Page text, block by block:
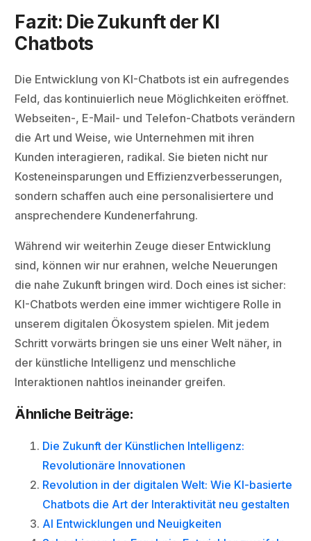
Fazit: Die Zukunft der KI
Chatbots
Die Entwicklung von KI-Chatbots ist ein aufregendes
Feld, das kontinuierlich neue Möglichkeiten eröffnet.
Webseiten-, E-Mail- und Telefon-Chatbots verändern
die Art und Weise, wie Unternehmen mit ihren
Kunden interagieren, radikal. Sie bieten nicht nur
Kosteneinsparungen und Effizienzverbesserungen,
sondern schaffen auch eine personalisiertere und
ansprechendere Kundenerfahrung.
Während wir weiterhin Zeuge dieser Entwicklung
sind, können wir nur erahnen, welche Neuerungen
die nahe Zukunft bringen wird. Doch eines ist sicher:
KI-Chatbots werden eine immer wichtigere Rolle in
unserem digitalen Ökosystem spielen. Mit jedem
Schritt vorwärts bringen sie uns einer Welt näher, in
der künstliche Intelligenz und menschliche
Interaktionen nahtlos ineinander greifen.
Ähnliche Beiträge:
Die Zukunft der Künstlichen Intelligenz:
Revolutionäre Innovationen
Revolution in der digitalen Welt: Wie KI-basierte
Chatbots die Art der Interaktivität neu gestalten
AI Entwicklungen und Neuigkeiten